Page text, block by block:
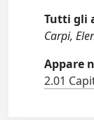
Tutti gli
Carpi,
Appare
2.01